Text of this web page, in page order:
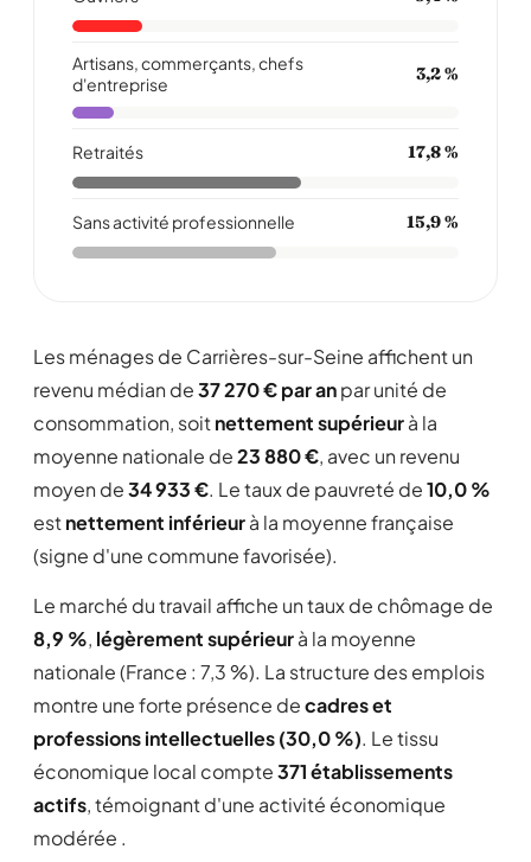
Artisans, commerçants, chefs
d'entreprise
3,2 %
Retraités 17,8 %
Sans activité professionnelle 15,9 %
Les ménages de Carrières-sur-Seine affichent un
revenu médian de37 270 € par anpar unité de
consommation, soitnettement supérieurà la
moyenne nationale de23 880 €, avec un revenu
moyen de34 933 €. Le taux de pauvreté de10,0 %
estnettement inférieurà la moyenne française
(signe d'une commune favorisée).
Le marché du travail affiche un taux de chômage de
8,9 %, légèrement supérieurà la moyenne
nationale (France : 7,3 %). La structure des emplois
montre une forte présence decadres et
professions intellectuelles (30,0 %). Le tissu
économique local compte371 établissements
actifs, témoignant d'une activité économique
modérée .